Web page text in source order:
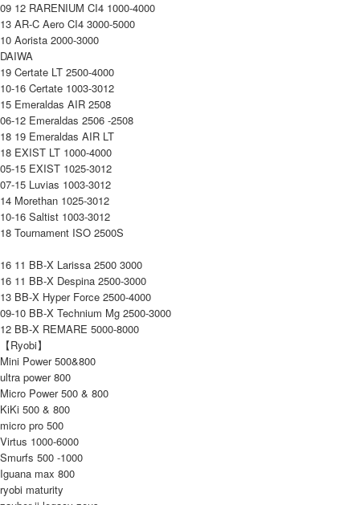
09 12 RARENIUM CI4 1000-4000
13 AR-C Aero CI4 3000-5000
10 Aorista 2000-3000
DAIWA
19 Certate LT 2500-4000
10-16 Certate 1003-3012
15 Emeraldas AIR 2508
06-12 Emeraldas 2506 -2508
18 19 Emeraldas AIR LT
18 EXIST LT 1000-4000
05-15 EXIST 1025-3012
07-15 Luvias 1003-3012
14 Morethan 1025-3012
10-16 Saltist 1003-3012
18 Tournament ISO 2500S
16 11 BB-X Larissa 2500 3000
16 11 BB-X Despina 2500-3000
13 BB-X Hyper Force 2500-4000
09-10 BB-X Technium Mg 2500-3000
12 BB-X REMARE 5000-8000
【Ryobi】
Mini Power 500&800
ultra power 800
Micro Power 500 & 800
KiKi 500 & 800
micro pro 500
Virtus 1000-6000
Smurfs 500 -1000
Iguana max 800
ryobi maturity